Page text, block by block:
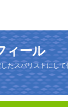
ィール
たスバリストにし